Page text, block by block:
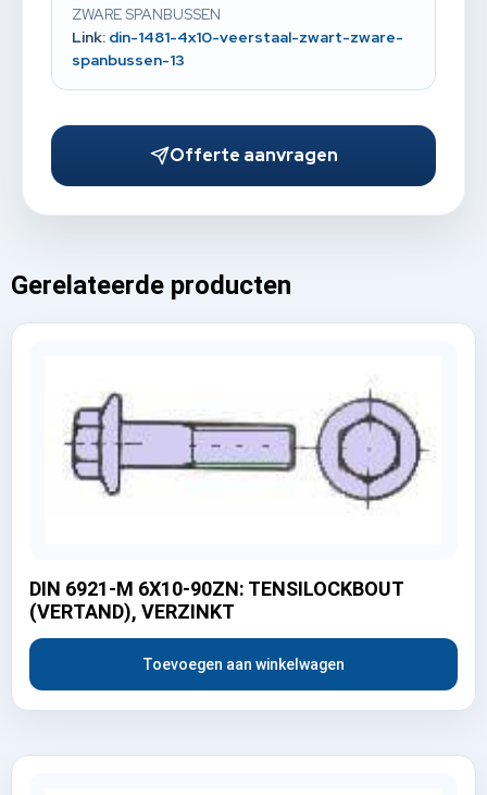
ZWARE SPANBUSSEN
Link: din-1481-4x10-veerstaal-zwart-zware-
spanbussen-13
Offerte aanvragen
Gerelateerde producten
DIN 6921-M 6X10-90ZN: TENSILOCKBOUT
(VERTAND), VERZINKT
Toevoegen aan winkelwagen